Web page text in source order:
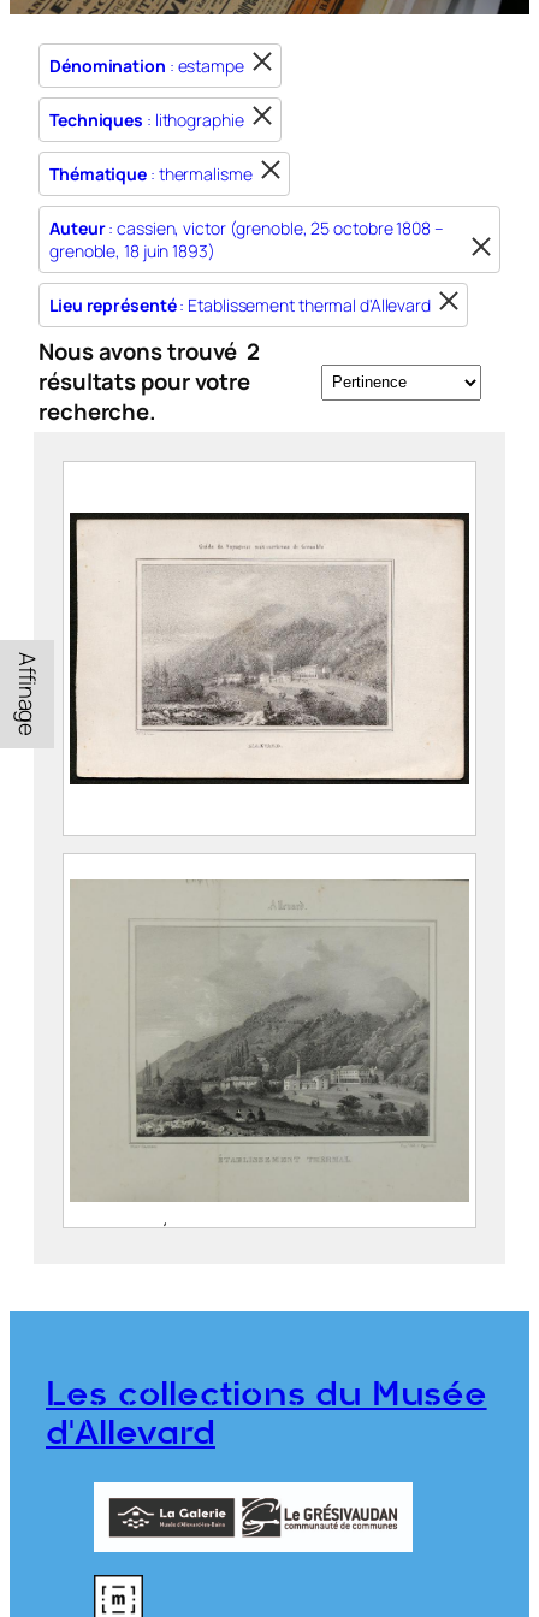
Dénomination : estampe
Techniques : lithographie
Thématique : thermalisme
Auteur: cassien, victor (grenoble, 25 octobre 1808 –
grenoble, 18 juin 1893)
Lieu représenté: Etablissement thermal d'Allevard
Nous avons trouvé 2
résultats pour votre
recherche.
Affinage
Guide du voyageur aux environs de
Grenoble. Allevard.
CASSIEN, Victor (Grenoble, 25 octobre
1808 – Grenoble, 18 juin 1893)
Allevard. Établissement thermal.
octobre 1808 – Grenoble, 18 juin
PEGERON, Claude
976.1.53
Les collections du Musée
d'Allevard